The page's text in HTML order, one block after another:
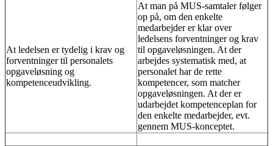
At ledelsen er tydelig i krav og
forventninger til personalets
opgaveløsning og
kompetenceudvikling.
At man på MUS-samtaler følger
op på, om den enkelte
medarbejder er klar over
ledelsens forventninger og krav
til opgaveløsningen. At der
arbejdes systematisk med, at
personalet har de rette
kompetencer, som matcher
opgaveløsningen. At der er
udarbejdet kompetenceplan for
den enkelte medarbejder, evt.
gennem MUS-konceptet.